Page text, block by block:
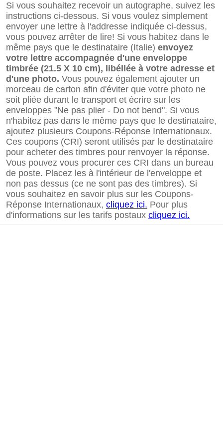
Si vous souhaitez recevoir un autographe, suivez les
instructions ci-dessous. Si vous voulez simplement
envoyer une lettre à l'addresse indiquée ci-dessus,
vous pouvez arrêter de lire! Si vous habitez dans le
même pays que le destinataire (Italie) envoyez
votre lettre accompagnée d'une enveloppe
timbrée (21.5 X 10 cm), libéllée à votre adresse et
d'une photo. Vous pouvez également ajouter un
morceau de carton afin d'éviter que votre photo ne
soit pliée durant le transport et écrire sur les
enveloppes "Ne pas plier - Do not bend". Si vous
n'habitez pas dans le même pays que le destinataire,
ajoutez plusieurs Coupons-Réponse Internationaux.
Ces coupons (CRI) seront utilisés par le destinataire
pour acheter des timbres pour renvoyer la réponse.
Vous pouvez vous procurer ces CRI dans un bureau
de poste. Placez les à l'intérieur de l'enveloppe et
non pas dessus (ce ne sont pas des timbres). Si
vous souhaitez en savoir plus sur les Coupons-
Réponse Internationaux, cliquez ici. Pour plus
d'informations sur les tarifs postaux cliquez ici.